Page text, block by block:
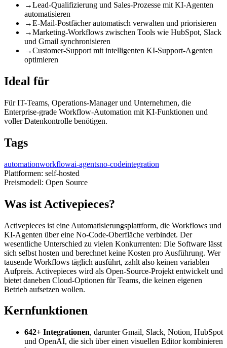
→Lead-Qualifizierung und Sales-Prozesse mit KI-Agenten
automatisieren
→E-Mail-Postfächer automatisch verwalten und priorisieren
→Marketing-Workflows zwischen Tools wie HubSpot, Slack
und Gmail synchronisieren
→Customer-Support mit intelligenten KI-Support-Agenten
optimieren
Ideal für
Für IT-Teams, Operations-Manager und Unternehmen, die
Enterprise-grade Workflow-Automation mit KI-Funktionen und
voller Datenkontrolle benötigen.
Tags
automationworkflowai-agentsno-codeintegration
Plattformen: self-hosted
Preismodell: Open Source
Was ist Activepieces?
Activepieces ist eine Automatisierungsplattform, die Workflows und
KI-Agenten über eine No-Code-Oberfläche verbindet. Der
wesentliche Unterschied zu vielen Konkurrenten: Die Software lässt
sich selbst hosten und berechnet keine Kosten pro Ausführung. Wer
tausende Workflows täglich ausführt, zahlt also keinen variablen
Aufpreis. Activepieces wird als Open-Source-Projekt entwickelt und
bietet daneben Cloud-Optionen für Teams, die keinen eigenen
Betrieb aufsetzen wollen.
Kernfunktionen
642+ Integrationen, darunter Gmail, Slack, Notion, HubSpot
und OpenAI, die sich über einen visuellen Editor kombinieren